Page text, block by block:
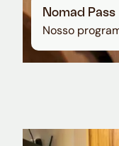
Nomad Pass
Nosso